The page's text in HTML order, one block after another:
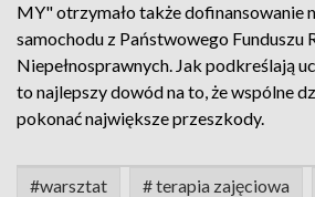
MY" otrzymało także dofinansowanie
samochodu z Państwowego Funduszu
Niepełnosprawnych. Jak podkreślają
to najlepszy dowód na to, że wspólne
pokonać największe przeszkody.
#warsztat # terapia zajęciowa